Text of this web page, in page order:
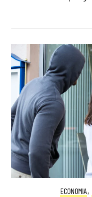
ECONOMIA,